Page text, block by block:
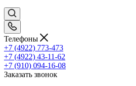
Телефоны
+7 (4922) 773-473
+7 (4922) 43-11-62
+7 (910) 094-16-08
Заказать звонок